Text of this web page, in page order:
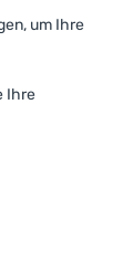
um Ihre
Ihre